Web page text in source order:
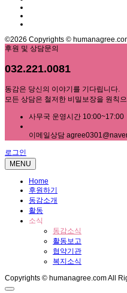
©2026 Copyrights ©
후원 및 상담문의
032.221.0081
동감은 당신의 이야기를 기다립니다.
모든 상담은 철저한 비밀보장을 원칙
사무국 운영시간 10:00~17:00
이메일상담
로그인
MENU
Home
후원하기
동감소개
활동
소식
동감소식
활동보고
협약기관
복지소식
Copyrights © humanagree.com All